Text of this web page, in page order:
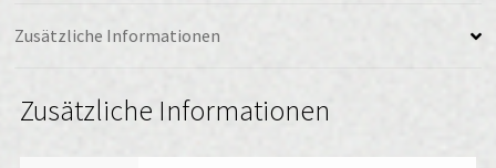
Zusätzliche Informationen
Zusätzliche Informationen